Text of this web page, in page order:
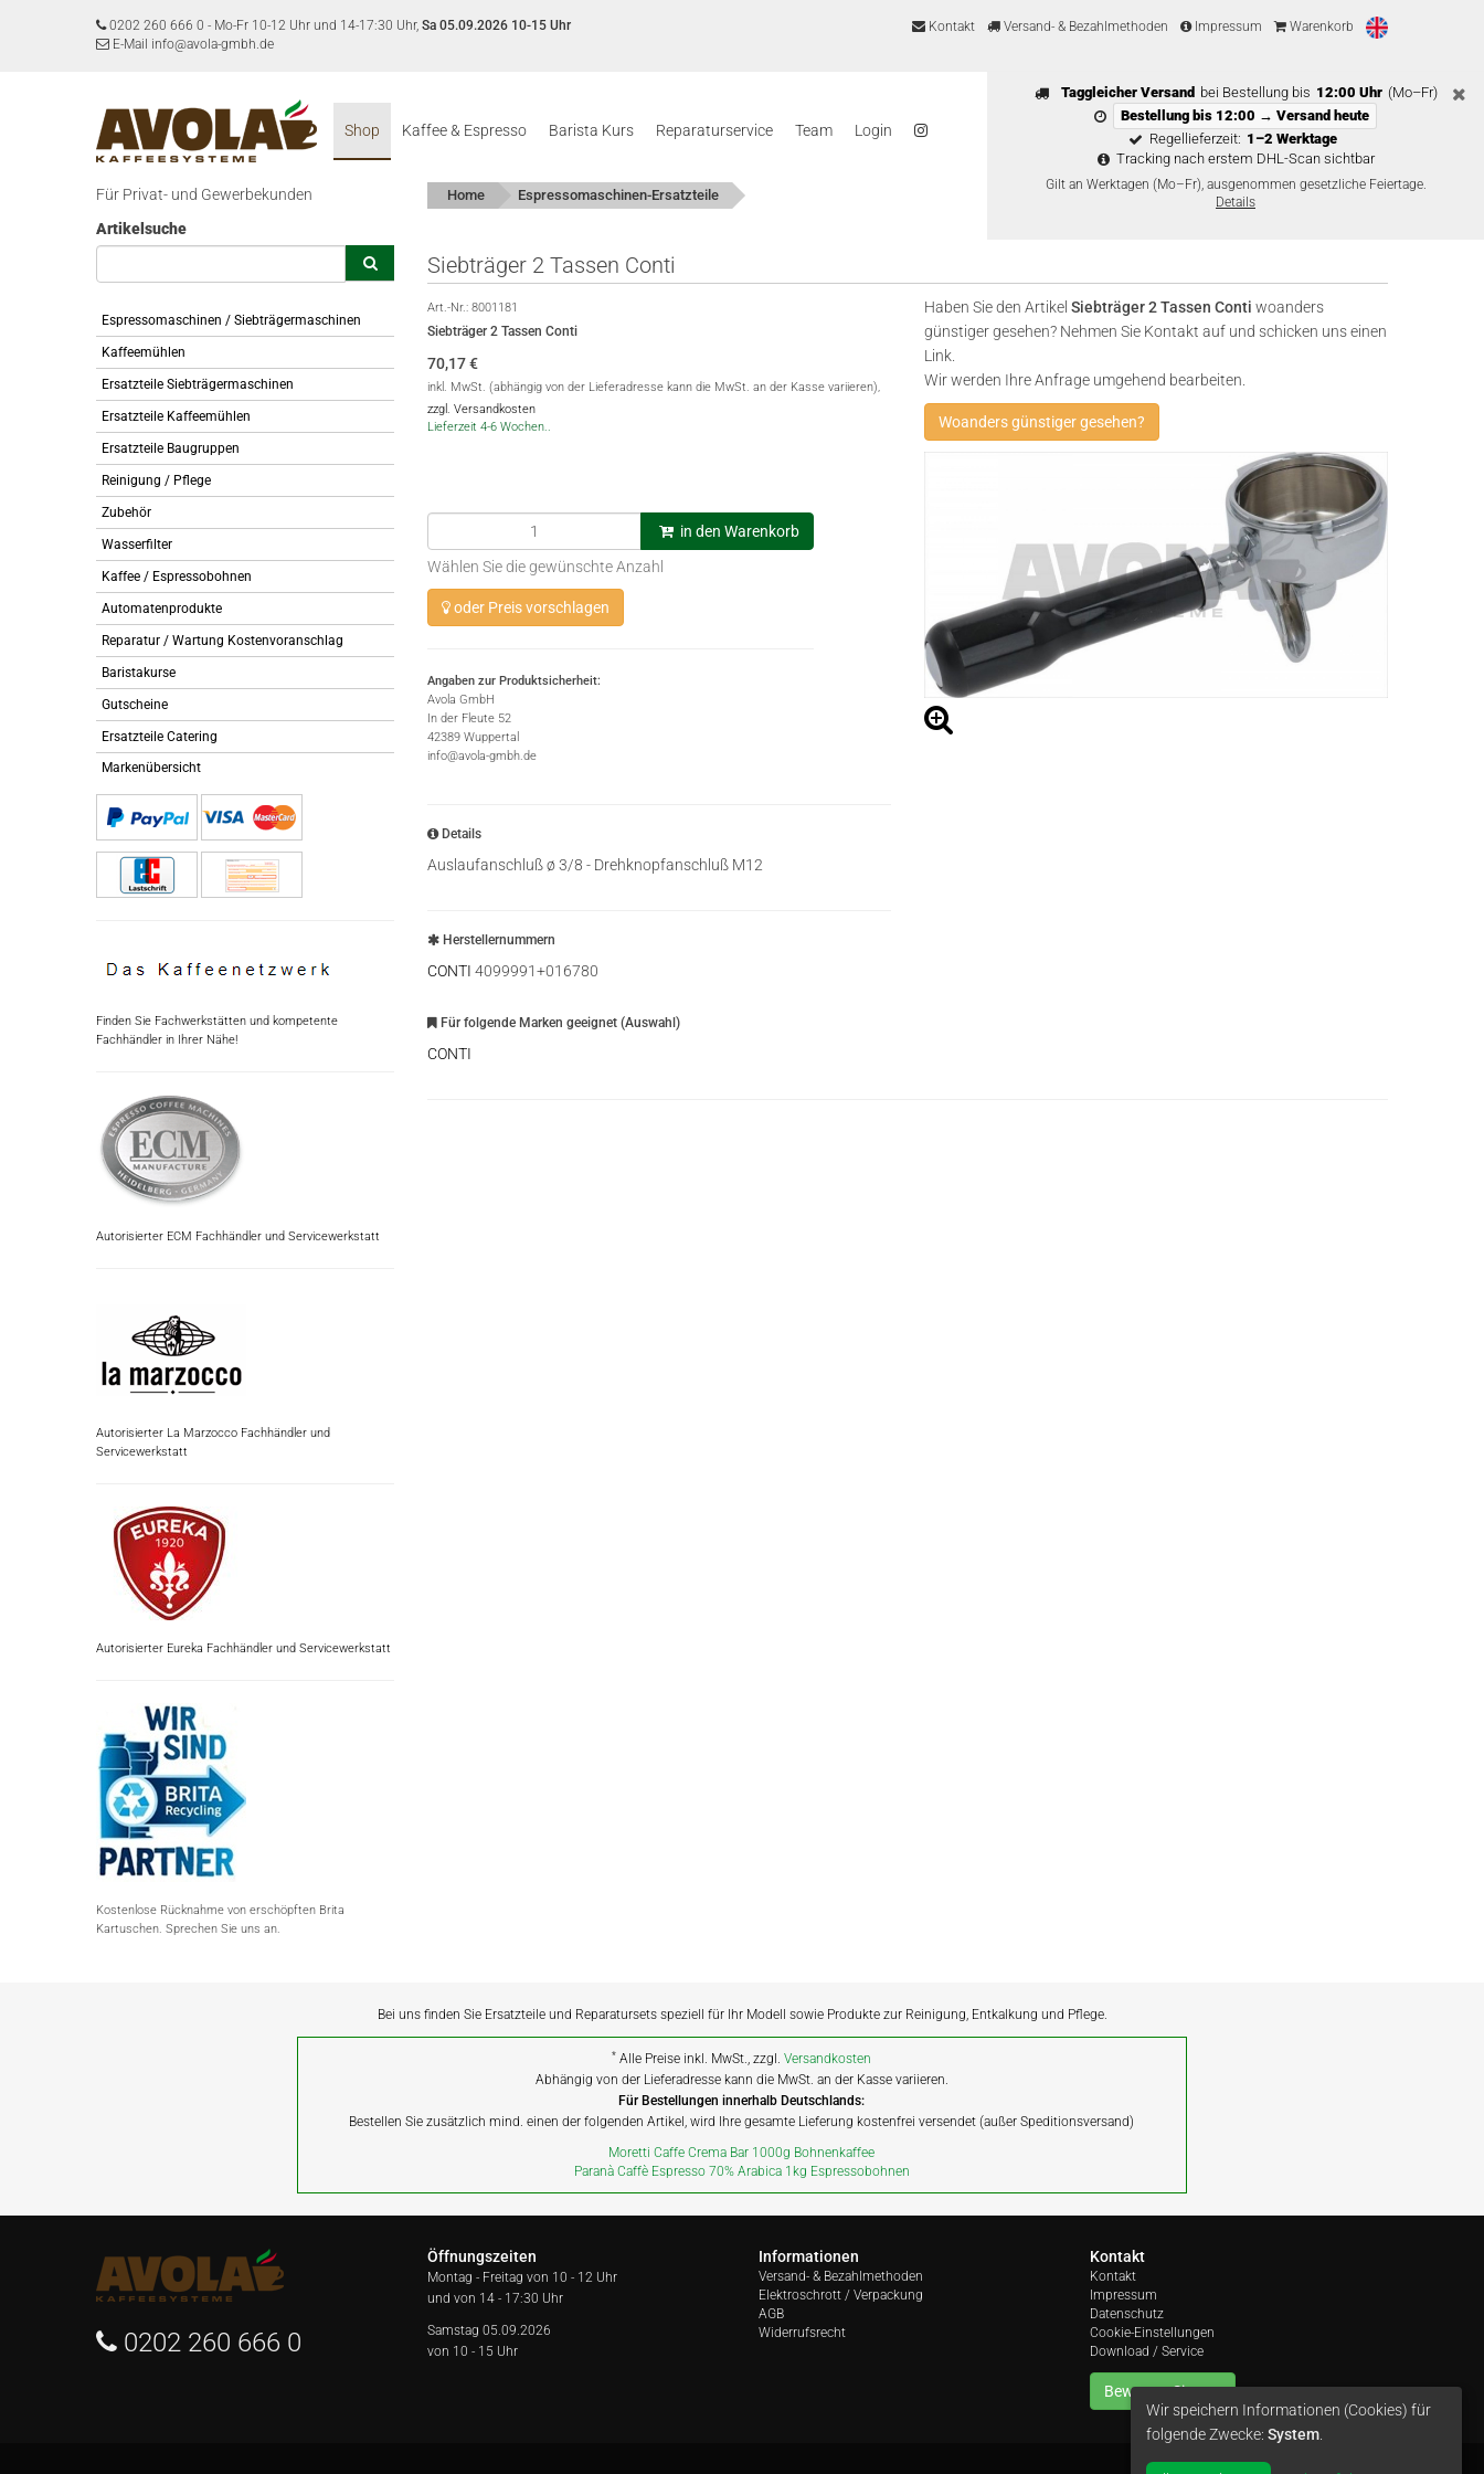
0202 260 666 0 - Mo-Fr 10-12 Uhr und 14-17:30 Uhr, Sa 05.09.2026 10-15 Uhr
E-Mail info@avola-gmbh.de
Kontakt Versand- & Bezahlmethoden Impressum Warenkorb
Taggleicher Versand bei Bestellung bis 12:00 Uhr (Mo–Fr)
Bestellung bis 12:00 → Versand heute
Regellieferzeit: 1–2 Werktage
Tracking nach erstem DHL-Scan sichtbar
Gilt an Werktagen (Mo–Fr), ausgenommen gesetzliche Feiertage.
Details
Shop Kaffee & Espresso Barista Kurs Reparaturservice Team Login
Für Privat- und Gewerbekunden
Artikelsuche
Espressomaschinen / Siebträgermaschinen
Kaffeemühlen
Ersatzteile Siebträgermaschinen
Ersatzteile Kaffeemühlen
Ersatzteile Baugruppen
Reinigung / Pflege
Zubehör
Wasserfilter
Kaffee / Espressobohnen
Automatenprodukte
Reparatur / Wartung Kostenvoranschlag
Baristakurse
Gutscheine
Ersatzteile Catering
Markenübersicht
Finden Sie Fachwerkstätten und kompetente
Fachhändler in Ihrer Nähe!
Autorisierter ECM Fachhändler und Servicewerkstatt
Autorisierter La Marzocco Fachhändler und
Servicewerkstatt
Autorisierter Eureka Fachhändler und Servicewerkstatt
Kostenlose Rücknahme von erschöpften Brita
Kartuschen. Sprechen Sie uns an.
Home Espressomaschinen-Ersatzteile
Siebträger 2 Tassen Conti
Art.-Nr.: 8001181
Siebträger 2 Tassen Conti
70,17€
inkl. MwSt. (abhängig von der Lieferadresse kann die MwSt. an der Kasse variieren),
zzgl. Versandkosten
Lieferzeit 4-6 Wochen..
in den Warenkorb
Wählen Sie die gewünschte Anzahl
oder Preis vorschlagen
Angaben zur Produktsicherheit:
Avola GmbH
In der Fleute 52
42389 Wuppertal
info@avola-gmbh.de
Details
Auslaufanschluß ø 3/8 - Drehknopfanschluß M12
Herstellernummern
CONTI 4099991+016780
Für folgende Marken geeignet (Auswahl)
CONTI
Haben Sie den Artikel Siebträger 2 Tassen Conti woanders
günstiger gesehen? Nehmen Sie Kontakt auf und schicken uns einen
Link.
Wir werden Ihre Anfrage umgehend bearbeiten.
Woanders günstiger gesehen?
Bei uns finden Sie Ersatzteile und Reparatursets speziell für Ihr Modell sowie Produkte zur Reinigung, Entkalkung und Pflege.
* Alle Preise inkl. MwSt., zzgl.Versandkosten
Abhängig von der Lieferadresse kann die MwSt. an der Kasse variieren.
Für Bestellungen innerhalb Deutschlands:
Bestellen Sie zusätzlich mind. einen der folgenden Artikel, wird Ihre gesamte Lieferung kostenfrei versendet (außer Speditionsversand)
Moretti Caffe Crema Bar 1000g Bohnenkaffee
Paranà Caffè Espresso 70% Arabica 1kg Espressobohnen
0202 260 666 0
Öffnungszeiten
Montag - Freitag von 10 - 12 Uhr
und von 14 - 17:30 Uhr
Samstag 05.09.2026
von 10 - 15 Uhr
Informationen
Versand- & Bezahlmethoden
Elektroschrott / Verpackung
AGB
Widerrufsrecht
Kontakt
Kontakt
Impressum
Datenschutz
Cookie-Einstellungen
Download / Service
Bewerten Sie uns
Wir speichern Informationen (Cookies) für
folgende Zwecke: System